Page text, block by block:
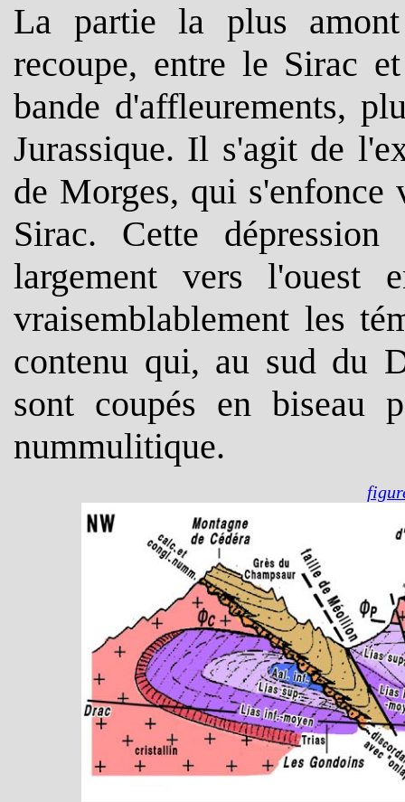
La partie la plus
recoupe, entre le Sirac
bande d'affleurements,
Jurassique. Il s'agit de
de Morges, qui
Sirac. Cette
largement vers l'ouest
vraisemblablement les
contenu qui, au sud du
sont coupés en biseau
nummulitique.